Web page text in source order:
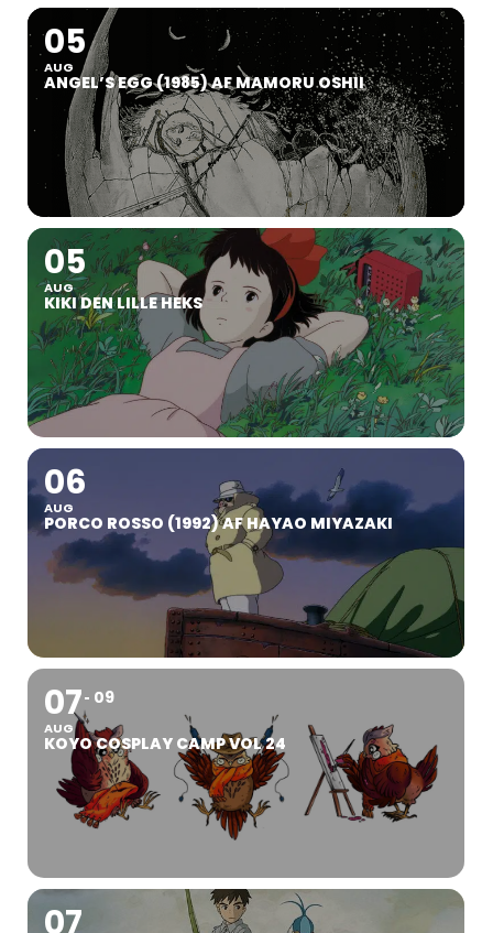
05
AUG
ANGEL’S EGG (1985) AF MAMORU OSHII
05
AUG
KIKI DEN LILLE HEKS
06
AUG
PORCO ROSSO (1992) AF HAYAO MIYAZAKI
07
AUG
09
KOYO COSPLAY CAMP VOL 24
07